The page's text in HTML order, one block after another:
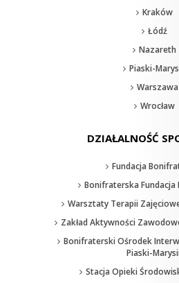
Kraków
Łódź
Nazareth
Piaski-
Warszawa
Wrocław
DZIAŁALNOŚĆ
Fundacja
Bonifraterska Fundacja
Warsztaty Terapii
Zakład Aktywności
Bonifraterski Ośrodek
Piaski-
Stacja Opieki